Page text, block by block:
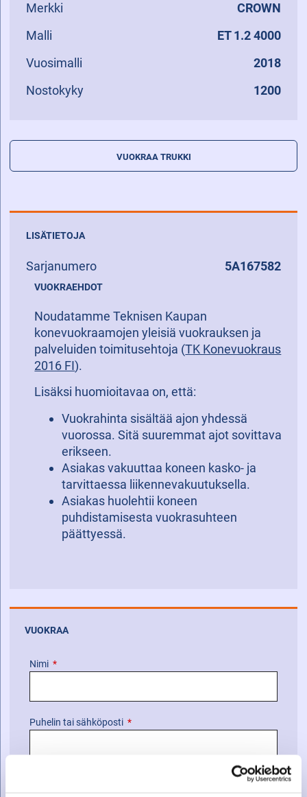
VUOKRAA TRUKKI
Merkki
CROWN
Malli
ET 1.2 4000
Vuosimalli
2018
Nostokyky
1200
LISÄTIETOJA
Sarjanumero 5A167582
VUOKRAEHDOT
Noudatamme Teknisen Kaupan
konevuokraamojen yleisiä vuokrauksen ja
palveluiden toimitusehtoja (TK Konevuokraus
2016 FI).
Lisäksi huomioitavaa on, että:
Vuokrahinta sisältää ajon yhdessä
vuorossa. Sitä suuremmat ajot sovittava
erikseen.
Asiakas vakuuttaa koneen kasko- ja
tarvittaessa liikennevakuutuksella.
Asiakas huolehtii koneen
puhdistamisesta vuokrasuhteen
päättyessä.
VUOKRAA
Nimi *
Puhelin tai sähköposti *